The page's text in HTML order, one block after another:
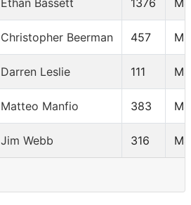
Ethan Bassett 1376
Christopher Beerman 457
Darren Leslie 111
Matteo Manfio 383
Jim Webb 316